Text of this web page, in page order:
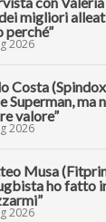
migliori
perché”
2026
Costa
Superman, ma
valore”
2026
Musa
ho fatto
2026